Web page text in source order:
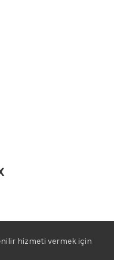
hizmeti vermek için